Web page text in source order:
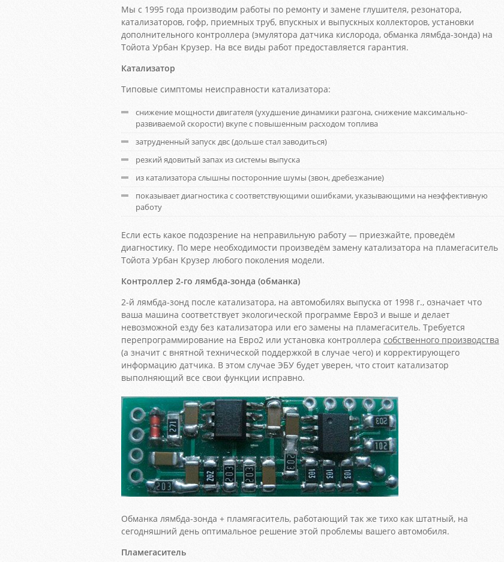
Мы с 1995 года производим работы по ремонту и замене глушителя, резонатора,
катализаторов, гофр, приемных труб, впускных и выпускных коллекторов, установки
дополнительного контроллера (эмулятора датчика кислорода, обманка лямбда-зонда) на
Тойота Урбан Крузер. На все виды работ предоставляется гарантия.
Катализатор
Типовые симптомы неисправности катализатора:
снижение мощности двигателя (ухудшение динамики разгона, снижение максимально-
развиваемой скорости) вкупе с повышенным расходом топлива
затрудненный запуск двс (дольше стал заводиться)
резкий ядовитый запах из системы выпуска
из катализатора слышны посторонние шумы (звон, дребезжание)
показывает диагностика с соответствующими ошибками, указывающими на неэффективную
работу
Если есть какое подозрение на неправильную работу — приезжайте, проведём
диагностику. По мере необходимости произведём замену катализатора на пламегаситель
Тойота Урбан Крузер любого поколения модели.
Контроллер 2-го лямбда-зонда (обманка)
2-й лямбда-зонд после катализатора, на автомобилях выпуска от 1998 г., означает что
ваша машина соответствует экологической программе Евро3 и выше и делает
невозможной езду без катализатора или его замены на пламегаситель. Требуется
перепрограммирование на Евро2 или установка контроллера собственного производства
(а значит с внятной технической поддержкой в случае чего) и корректирующего
информацию датчика. В этом случае ЭБУ будет уверен, что стоит катализатор
выполняющий все свои функции исправно.
Обманка лямбда-зонда + пламягаситель, работающий так же тихо как штатный, на
сегодняшний день оптимальное решение этой проблемы вашего автомобиля.
Пламегаситель